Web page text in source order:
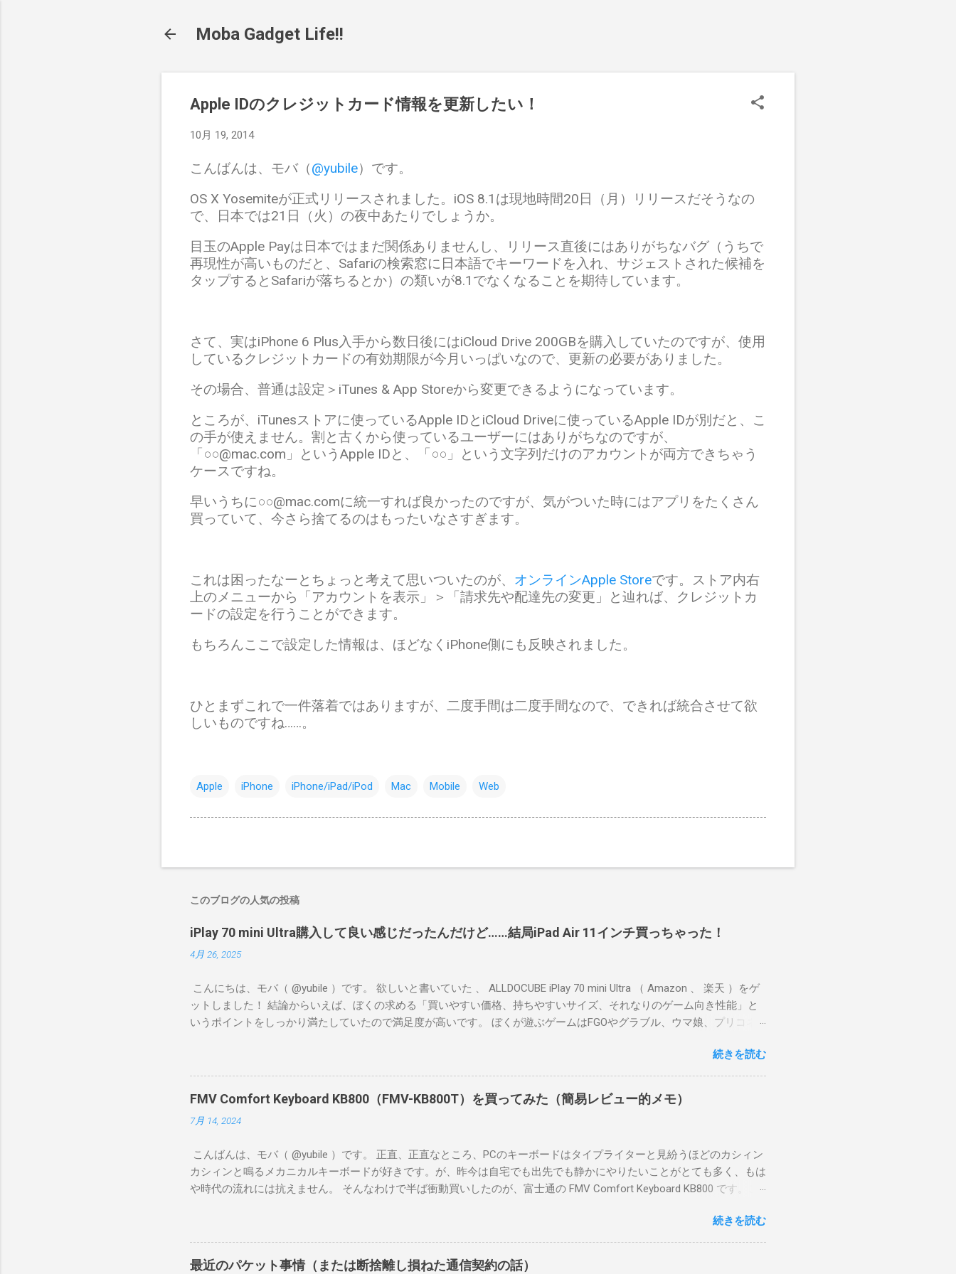
Moba Gadget Life!!
Apple IDのクレジットカード情報を更新したい！
10月 19, 2014
こんばんは、モバ（@yubile）です。
OS X Yosemiteが正式リリースされました。iOS 8.1は現地時間20日（月）リリースだそうなの
で、日本では21日（火）の夜中あたりでしょうか。
目玉のApple Payは日本ではまだ関係ありませんし、リリース直後にはありがちなバグ（うちで
再現性が高いものだと、Safariの検索窓に日本語でキーワードを入れ、サジェストされた候補を
タップするとSafariが落ちるとか）の類いが8.1でなくなることを期待しています。
さて、実はiPhone 6 Plus入手から数日後にはiCloud Drive 200GBを購入していたのですが、使用
しているクレジットカードの有効期限が今月いっぱいなので、更新の必要がありました。
その場合、普通は設定＞iTunes & App Storeから変更できるようになっています。
ところが、iTunesストアに使っているApple IDとiCloud Driveに使っているApple IDが別だと、こ
の手が使えません。割と古くから使っているユーザーにはありがちなのですが、
「○○@mac.com」というApple IDと、「○○」という文字列だけのアカウントが両方できちゃう
ケースですね。
早いうちに○○@mac.comに統一すれば良かったのですが、気がついた時にはアプリをたくさん
買っていて、今さら捨てるのはもったいなさすぎます。
これは困ったなーとちょっと考えて思いついたのが、 オンラインApple Storeです。ストア内右
上のメニューから「アカウントを表示」＞「請求先や配達先の変更」と辿れば、クレジットカ
ードの設定を行うことができます。
もちろんここで設定した情報は、ほどなくiPhone側にも反映されました。
ひとまずこれで一件落着ではありますが、二度手間は二度手間なので、できれば統合させて欲
しいものですね……。
Apple iPhone iPhone/iPad/iPod Mac Mobile Web
このブログの人気の投稿
iPlay 70 mini Ultra購入して良い感じだったんだけど……結局iPad Air 11インチ買っちゃった！
4月 26, 2025
こんにちは、モバ（ @yubile ）です。 欲しいと書いていた 、 ALLDOCUBE iPlay 70 mini Ultra （ Amazon 、 楽天 ）をゲ
ットしました！ 結論からいえば、ぼくの求める「買いやすい価格、持ちやすいサイズ、それなりのゲーム向き性能」と
いうポイントをしっかり満たしていたので満足度が高いです。 ぼくが遊ぶゲームはFGOやグラブル、ウマ娘、プリコネ
してストレスがたまります。 片手で持ちやすいサイズながら、ゲームが割としっかり遊べるナイス端末、と感じまし
た。
続きを読む
FMV Comfort Keyboard KB800（FMV-KB800T）を買ってみた（簡易レビュー的メモ）
7月 14, 2024
こんばんは、モバ（ @yubile ）です。 正直、正直なところ、PCのキーボードはタイプライターと見紛うほどのカシィン
カシィンと鳴るメカニカルキーボードが好きです。が、昨今は自宅でも出先でも静かにやりたいことがとても多く、もは
や時代の流れには抗えません。 そんなわけで半ば衝動買いしたのが、富士通の FMV Comfort Keyboard KB800 です。こ
に私は、近所のケーズデンキに1台残っていたのを運良く衝動買いできました（？）。直前に同じケーズデンキで
Logicool K380s を買ったばかりだった（でもって、そちらはそちらでとても良かった）んですけどね……。 ファーストイ
ンプレッションとしては、 テンキーを含むフルキーボードとしてはコンパクトで良い キートップは小さめに感じるが小
続きを読む
最近のパケット事情（または断捨離し損ねた通信契約の話）